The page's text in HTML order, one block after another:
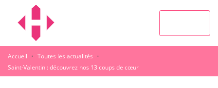
MENU
Accueil · Toutes les actualités ·
Saint-Valentin : découvrez nos 13 coups de cœur